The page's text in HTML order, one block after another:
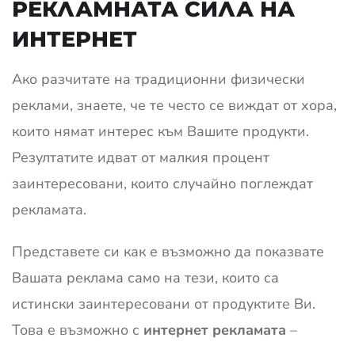
РЕКЛАМНАТА СИЛА НА
ИНТЕРНЕТ
Ако разчитате на традиционни физически
реклами, знаете, че те често се виждат от хора,
които нямат интерес към Вашите продукти.
Резултатите идват от малкия процент
заинтересовани, които случайно поглеждат
рекламата.
Представете си как е възможно да показвате
Вашата реклама само на тези, които са
истински заинтересовани от продуктите Ви.
Това е възможно с интернет рекламата –